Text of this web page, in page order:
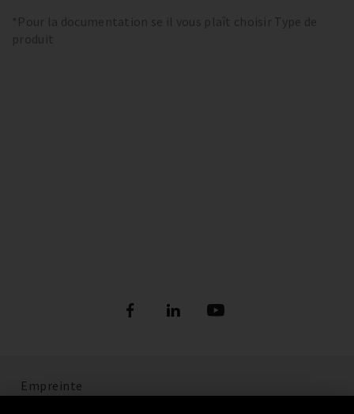
*Pour la documentation se il vous plaît choisir Type de
produit
Empreinte